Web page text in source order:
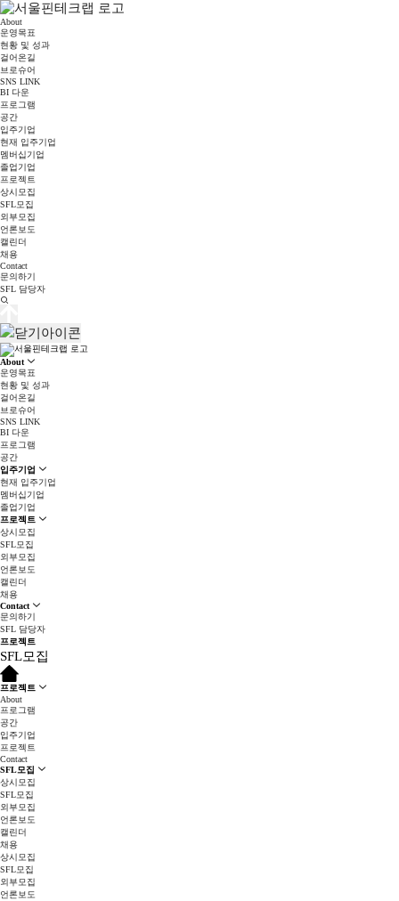
About
운영목표
현황 및 성과
걸어온길
브로슈어
SNS LINK
BI 다운
프로그램
공간
입주기업
현재 입주기업
멤버십기업
졸업기업
프로젝트
상시모집
SFL모집
외부모집
언론보도
캘린더
채용
Contact
문의하기
SFL 담당자
About
운영목표
현황 및 성과
걸어온길
브로슈어
SNS LINK
BI 다운
프로그램
공간
입주기업
현재 입주기업
멤버십기업
졸업기업
프로젝트
상시모집
SFL모집
외부모집
언론보도
캘린더
채용
Contact
문의하기
SFL 담당자
프로젝트
SFL모집
프로젝트
About
프로그램
공간
입주기업
프로젝트
Contact
SFL모집
상시모집
SFL모집
외부모집
언론보도
캘린더
채용
상시모집
SFL모집
외부모집
언론보도